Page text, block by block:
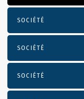
SOCIÉTÉ
SOCIÉTÉ
SOCIÉTÉ